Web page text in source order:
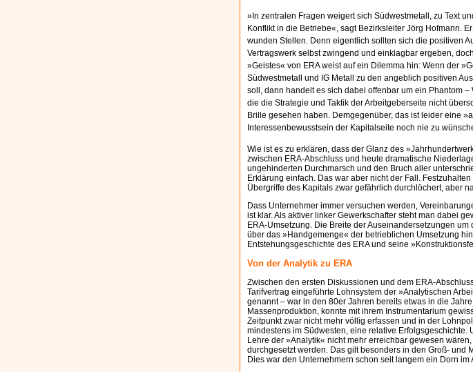
»In zentralen Fragen weigert sich Südwestmetall, zu Text
Konflikt in die Betriebe«, sagt Bezirksleiter Jörg Hofmann.
wunden Stellen. Denn eigentlich sollten sich die positiven
Vertragswerk selbst zwingend und einklagbar ergeben,
»Geistes« von ERA weist auf ein Dilemma hin: Wenn der
Südwestmetall und IG Metall zu den angeblich positiven
soll, dann handelt es sich dabei offenbar um ein Phantom
die die Strategie und Taktik der Arbeitgeberseite nicht
Brille gesehen haben. Demgegenüber, das ist leider eine
Interessenbewusstsein der Kapitalseite noch nie zu
Wie ist es zu erklären, dass der Glanz des
zwischen ERA-Abschluss und heute dramatische
ungehinderten Durchmarsch und den Bruch aller
Erklärung einfach. Das war aber nicht der Fall.
Übergriffe des Kapitals zwar gefährlich durchlöchert, aber
Dass Unternehmer immer versuchen werden,
ist klar. Als aktiver linker Gewerkschafter steht man dabei
ERA-Umsetzung. Die Breite der Auseinandersetzungen
über das »Handgemenge« der betrieblichen Umsetzung
Entstehungsgeschichte des ERA und seine
Von der Analytik zu ERA
Zwischen den ersten Diskussionen und dem ERA-
Tarifvertrag eingeführte Lohnsystem der »Analytischen
genannt – war in den 80er Jahren bereits etwas in die
Massenproduktion, konnte mit ihrem Instrumentarium
Zeitpunkt zwar nicht mehr völlig erfassen und in der
mindestens im Südwesten, eine relative
Lehre der »Analytik« nicht mehr erreichbar gewesen
durchgesetzt werden. Das gilt besonders in den Groß- und
Dies war den Unternehmern schon seit langem ein Dorn im